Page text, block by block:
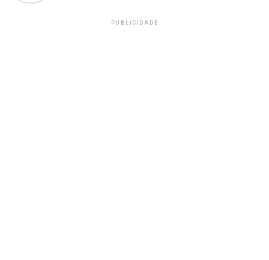
PUBLICIDADE